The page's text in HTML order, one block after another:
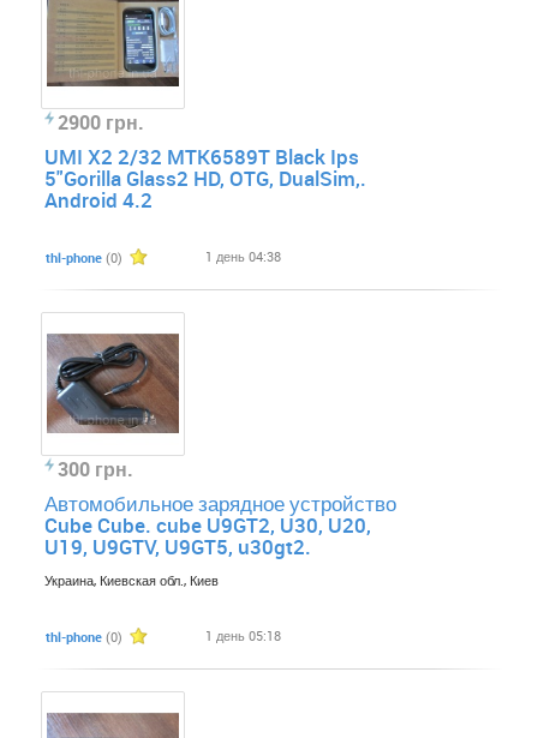
2900 грн.
UMI X2 2/32 MTK6589T Black Ips
5"Gorilla Glass2 HD, OTG, DualSim,.
Android 4.2
thl-phone (0) 1 день 04:38
300 грн.
Автомобильное зарядное устройство
Cube Cube. cube U9GT2, U30, U20,
U19, U9GTV, U9GT5, u30gt2.
Украина, Киевская обл., Киев
thl-phone (0) 1 день 05:18